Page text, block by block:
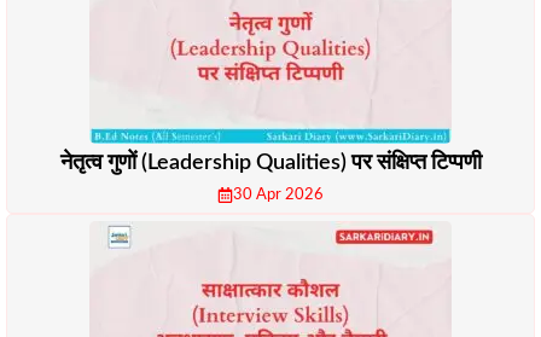
नेतृत्व गुणों (Leadership Qualities) पर संक्षिप्त टिप्पणी
30 Apr 2026